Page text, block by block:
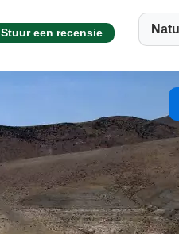
Stuur een recensie